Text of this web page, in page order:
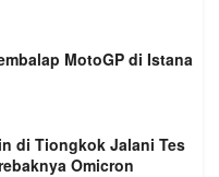
MotoGP di Istana
di Tiongkok Jalani Tes
Omicron